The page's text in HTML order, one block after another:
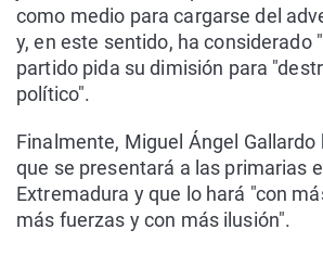
como medio para cargarse del
y, en este sentido, ha considerado
partido pida su dimisión para
político".
Finalmente, Miguel Ángel Gallardo
que se presentará a las primarias
Extremadura y que lo hará "con
más fuerzas y con más ilusión".